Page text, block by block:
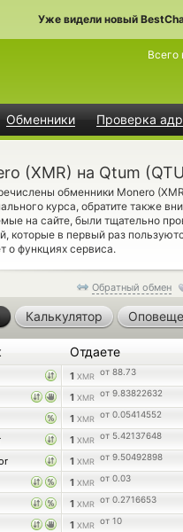
Уже видели новый
Обменники Проверка
Всего
(XMR) на Qtum
обменники Monero
курса, обратите также
на сайте, были тщательно
которые в первый раз
о функциях сервиса.
Обратный обмен
Калькулятор
Отдаете
1 XMR от 88.73
1 XMR от 9.83822632
1 XMR от 0.05414552
1 XMR от 5.42137648
1 XMR от 9.50492898
1 XMR от 0.03
1 XMR от 0.2716653
1 XMR от 10